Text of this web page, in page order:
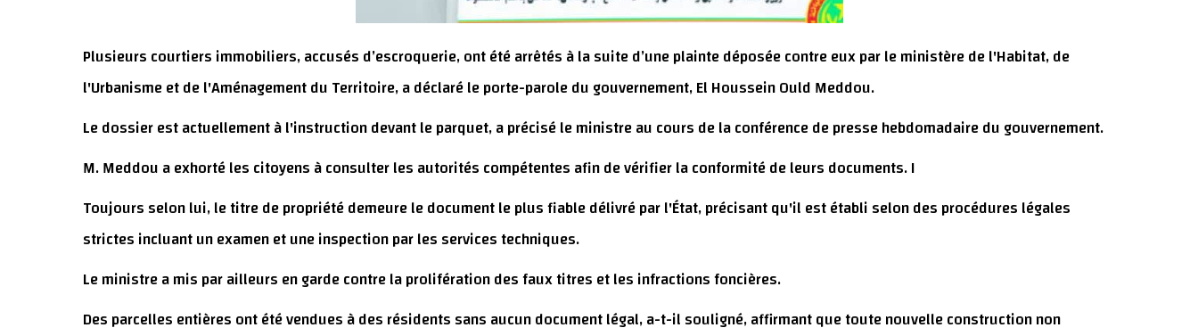
Plusieurs courtiers immobiliers, accusés d’escroquerie, ont été arrêtés à la suite d’une plainte déposée contre eux par le ministère de l'Habitat, de
l'Urbanisme et de l'Aménagement du Territoire, a déclaré le porte-parole du gouvernement, El Houssein Ould Meddou.
Le dossier est actuellement à l'instruction devant le parquet, a précisé le ministre au cours de la conférence de presse hebdomadaire du gouvernement.
M. Meddou a exhorté les citoyens à consulter les autorités compétentes afin de vérifier la conformité de leurs documents. I
Toujours selon lui, le titre de propriété demeure le document le plus fiable délivré par l'État, précisant qu'il est établi selon des procédures légales
strictes incluant un examen et une inspection par les services techniques.
Le ministre a mis par ailleurs en garde contre la prolifération des faux titres et les infractions foncières.
Des parcelles entières ont été vendues à des résidents sans aucun document légal, a-t-il souligné, affirmant que toute nouvelle construction non